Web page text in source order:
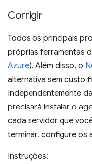
Corrigir
Todos os principais
próprias ferramentas
Azure). Além disso, o
alternativa sem custo
Independentemente
precisará instalar o
cada servidor que
terminar, configure os
Instruções: